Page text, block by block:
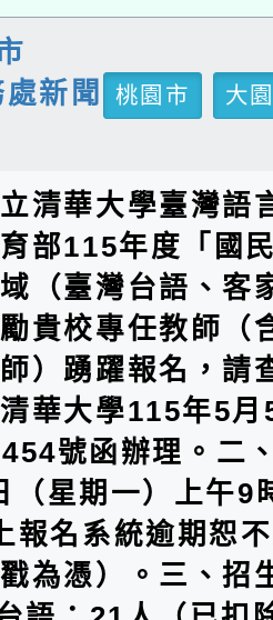
新聞
桃園市
大
清華大學臺灣語
部115年度「國
（臺灣台語、客
貴校專任教師（
）踴躍報名，請
華大學115年5
號函辦理。二
（星期一）上午9
報名系統逾期恕
為憑）。三、招